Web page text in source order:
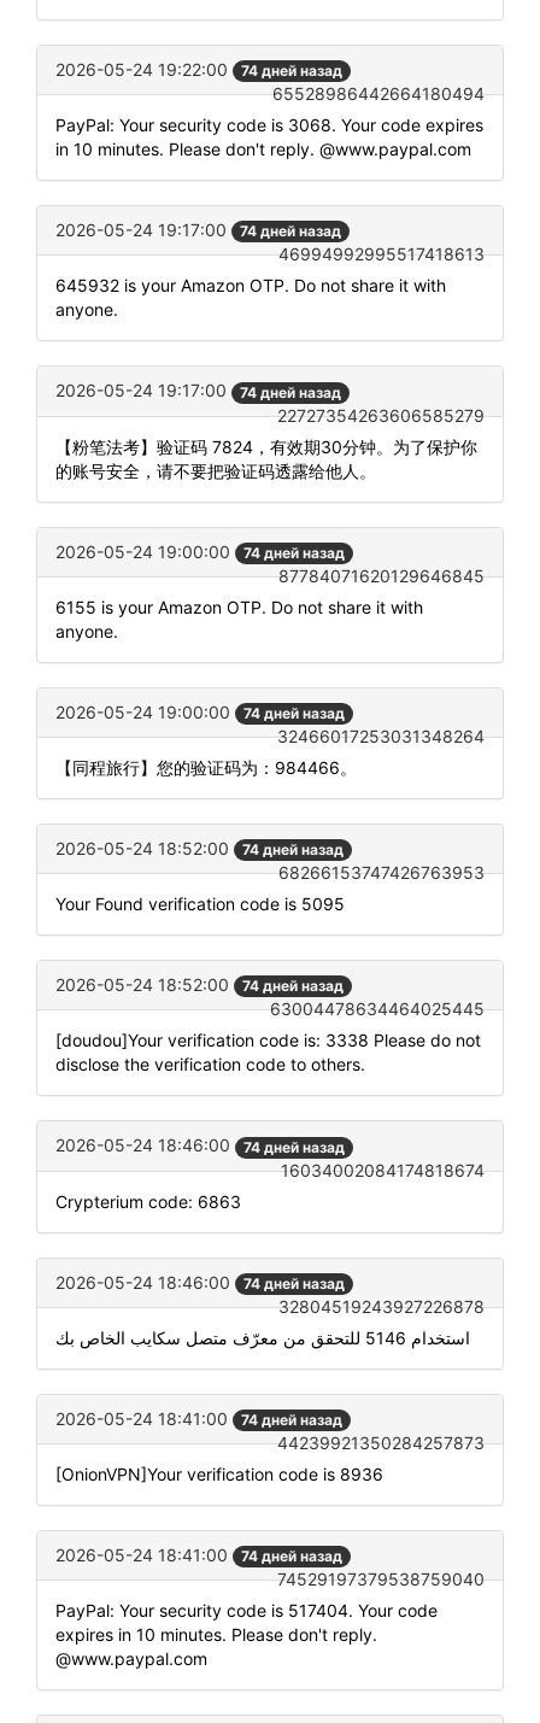
2026-05-24 19:22:00 74 дней назад
65528986442664180494
PayPal: Your security code is 3068. Your code expires
in 10 minutes. Please don't reply. @www.paypal.com
2026-05-24 19:17:00 74 дней назад
46994992995517418613
645932 is your Amazon OTP. Do not share it with
anyone.
2026-05-24 19:17:00 74 дней назад
22727354263606585279
【粉笔法考】验证码 7824，有效期30分钟。为了保护你
的账号安全，请不要把验证码透露给他人。
2026-05-24 19:00:00 74 дней назад
87784071620129646845
6155 is your Amazon OTP. Do not share it with
anyone.
2026-05-24 19:00:00 74 дней назад
32466017253031348264
【同程旅行】您的验证码为：984466。
2026-05-24 18:52:00 74 дней назад
68266153747426763953
Your Found verification code is 5095
2026-05-24 18:52:00 74 дней назад
63004478634464025445
[doudou]Your verification code is: 3338 Please do not
disclose the verification code to others.
2026-05-24 18:46:00 74 дней назад
16034002084174818674
Crypterium code: 6863
2026-05-24 18:46:00 74 дней назад
32804519243927226878
استخدام 5146 للتحقق من معرّف متصل سكايب الخاص بك
2026-05-24 18:41:00 74 дней назад
44239921350284257873
[OnionVPN]Your verification code is 8936
2026-05-24 18:41:00 74 дней назад
74529197379538759040
PayPal: Your security code is 517404. Your code
expires in 10 minutes. Please don't reply.
@www.paypal.com